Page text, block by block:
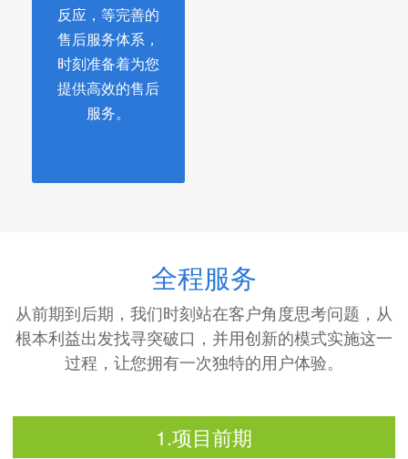
反应，等完善的
售后服务体系，
时刻准备着为您
提供高效的售后
服务。
全程服务
从前期到后期，我们时刻站在客户角度思考问题，从
根本利益出发找寻突破口，并用创新的模式实施这一
过程，让您拥有一次独特的用户体验。
1.项目前期